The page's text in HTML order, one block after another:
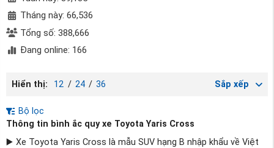
Tháng này: 66,536
Tổng số: 388,666
Đang online: 166
Hiển thị: 12 / 24 / 36 Sắp xếp
Bộ lọc
Thông tin bình ắc quy xe Toyota Yaris Cross
▶️ Xe Toyota Yaris Cross là mẫu SUV hạng B nhập khẩu về Việt